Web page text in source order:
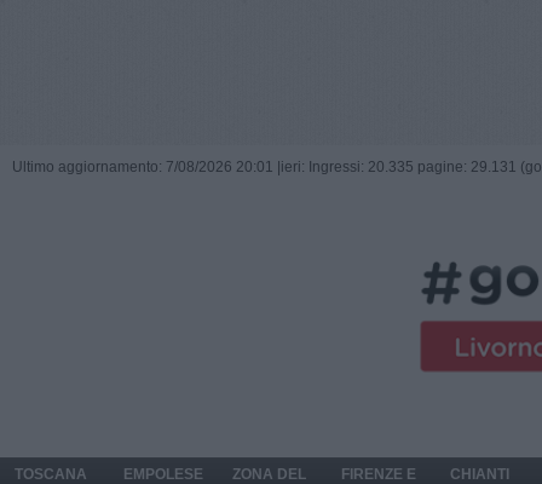
Ultimo aggiornamento: 7/08/2026 20:01 | ieri: Ingressi: 20.335 pagine: 29.131
TOSCANA
EMPOLESE
ZONA DEL
FIRENZE E
CHIANTI